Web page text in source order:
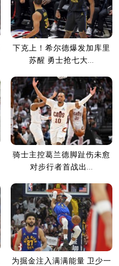
下克上！希尔德爆发加库里
苏醒 勇士抢七大...
骑士主控葛兰德脚趾伤未愈
对步行者首战出...
为掘金注入满满能量 卫少一